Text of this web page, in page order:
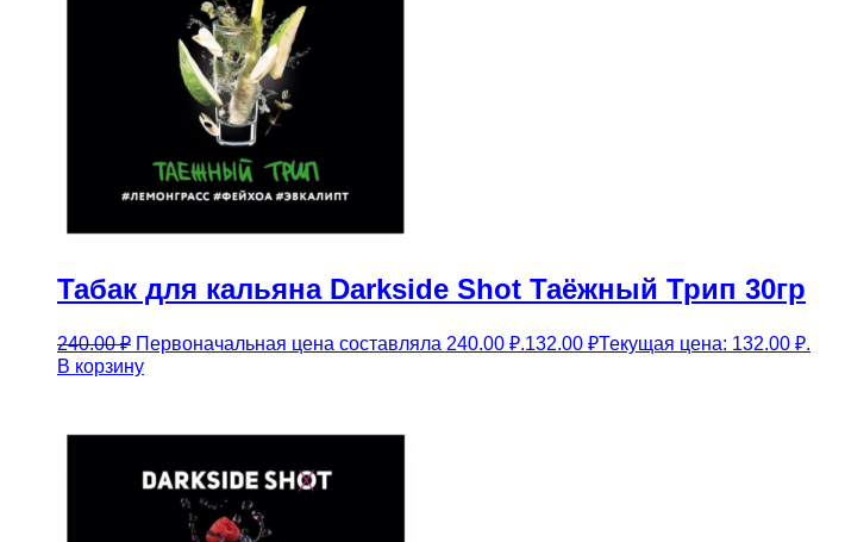
Табак для кальяна Darkside Shot Таёжный Трип 30гр
240.00₽ Первоначальная цена составляла 240.00 ₽.132.00 ₽Текущая цена: 132.00 ₽.
В корзину